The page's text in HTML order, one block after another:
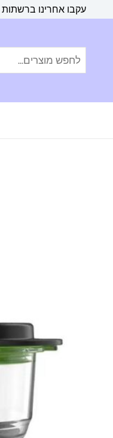
עקבו אחרינו ברשתות